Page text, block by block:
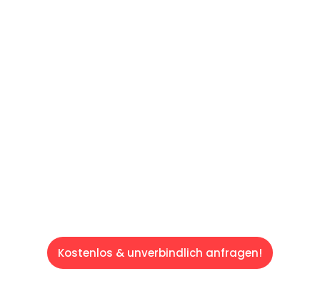
Kostenlos & unverbindlich anfragen!